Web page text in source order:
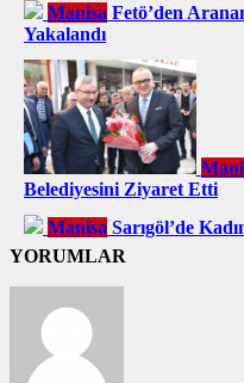
Manisa Fetö’den
Yakalandı
Belediyesini Ziyaret Etti
Manisa Sarıgöl’de
YORUMLAR